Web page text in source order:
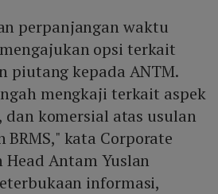
perpanjangan waktu
opsi terkait
piutang kepada ANTM.
mengkaji terkait aspek
dan komersial atas usulan
kata Corporate
Head Antam Yuslan
informasi,